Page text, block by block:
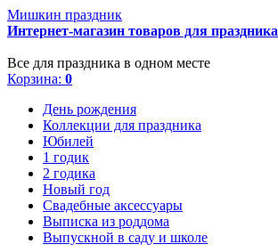
Мишкин праздник
Интернет-магазин товаров для праздника
Все для праздника в одном месте
Корзина: 0
День рождения
Коллекции для праздника
Юбилей
1 годик
2 годика
Новый год
Свадебные аксессуары
Выписка из роддома
Выпускной в саду и школе